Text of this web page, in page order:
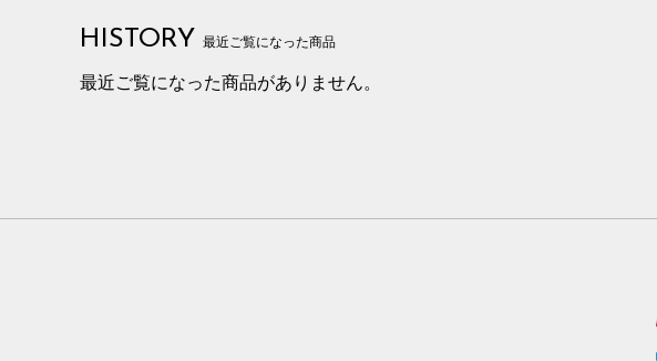
HISTORY 最近ご覧になった商品
最近ご覧になった商品がありません。